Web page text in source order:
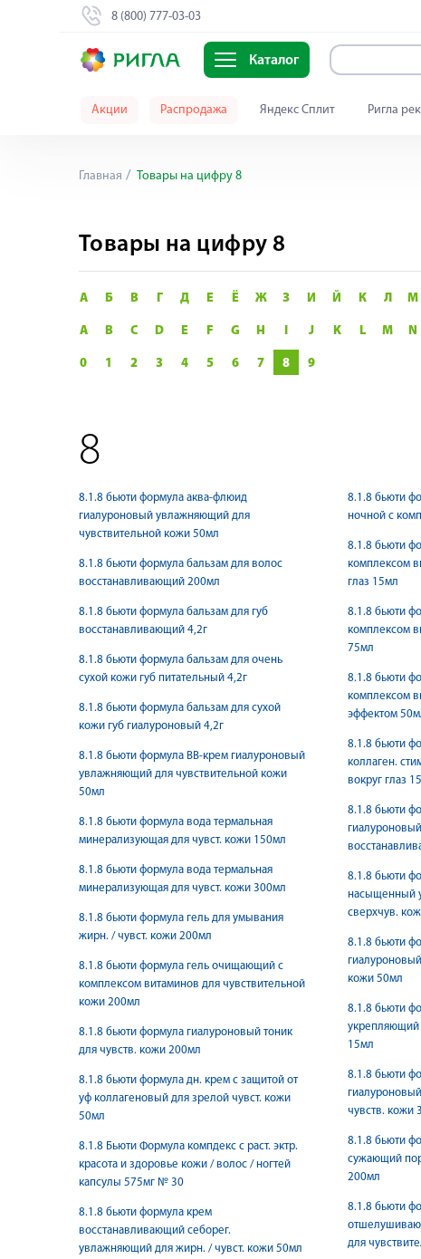
8 (800) 777-03-03
Каталог
Акции Распродажа Яндекс Сплит Ригла
Главная Товары на цифру 8
Товары на цифру 8
А Б В Г Д Е Ё Ж З И Й К Л М
A B C D E F G H I J K L M N
0 1 2 3 4 5 6 7 8 9
8
8.1.8 бьюти формула аква-флюид
гиалуроновый увлажняющий для
чувствительной кожи 50мл
8.1.8 бьюти формула бальзам для волос
восстанавливающий 200мл
8.1.8 бьюти формула бальзам для губ
восстанавливающий 4,2г
8.1.8 бьюти формула бальзам для очень
сухой кожи губ питательный 4,2г
8.1.8 бьюти формула бальзам для сухой
кожи губ гиалуроновый 4,2г
8.1.8 бьюти формула ВВ-крем гиалуроновый
увлажняющий для чувствительной кожи
50мл
8.1.8 бьюти формула вода термальная
минерализующая для чувст. кожи 150мл
8.1.8 бьюти формула вода термальная
минерализующая для чувст. кожи 300мл
8.1.8 бьюти формула гель для умывания
жирн. / чувст. кожи 200мл
8.1.8 бьюти формула гель очищающий с
комплексом витаминов для чувствительной
кожи 200мл
8.1.8 бьюти формула гиалуроновый тоник
для чувств. кожи 200мл
8.1.8 бьюти формула дн. крем с защитой от
уф коллагеновый для зрелой чувст. кожи
50мл
8.1.8 Бьюти Формула компдекс с раст. эктр.
красота и здоровье кожи / волос / ногтей
капсулы 575мг № 30
8.1.8 бьюти формула крем
восстанавливающий себорег.
увлажняющий для жирн. / чувст. кожи 50мл
8.1.8 бьюти
ночной с
8.1.8 бьюти
комплексом
глаз 15мл
8.1.8 бьюти
комплексом
75мл
8.1.8 бьюти
комплексом
эффектом
8.1.8 бьюти
коллаген.
вокруг глаз
8.1.8 бьюти
8.1.8 бьюти
насыщенный
сверхчув.
8.1.8 бьюти
кожи 50мл
8.1.8 бьюти
укрепляющий
15мл
8.1.8 бьюти
чувств. кожи
8.1.8 бьюти
сужающий
200мл
8.1.8 бьюти
для